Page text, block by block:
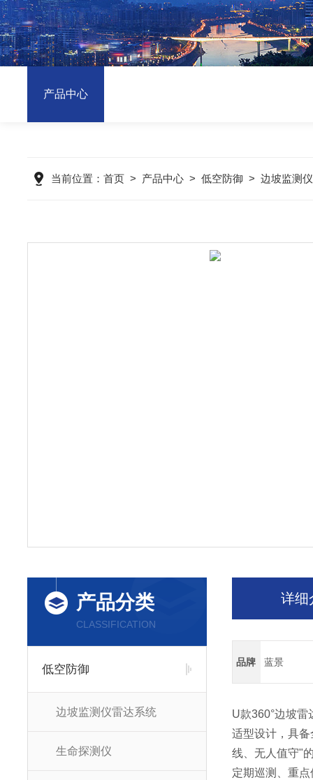
产品中心
当前位置： 首页 > 产品中心 > 低空防御 > 边坡监测
产品分类
CLASSIFICATION
低空防御
边坡监测仪雷达系统
生命探测仪
详细
品牌 蓝景
U款360°边坡
适型设计，具
线、无人值守"
定期巡测、重